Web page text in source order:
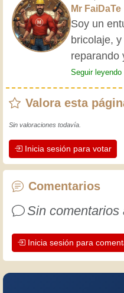
Mr FaiDaTe
Soy un
bricolaje,
reparando
para mis
enseñaron
desde
apreciar la
artesanos
trabajo.
¡Diviértete!
Seguir leyendo
Valora esta
Sin valoraciones todavía.
Inicia sesión para votar
Comentarios
Sin comentarios
Inicia sesión para